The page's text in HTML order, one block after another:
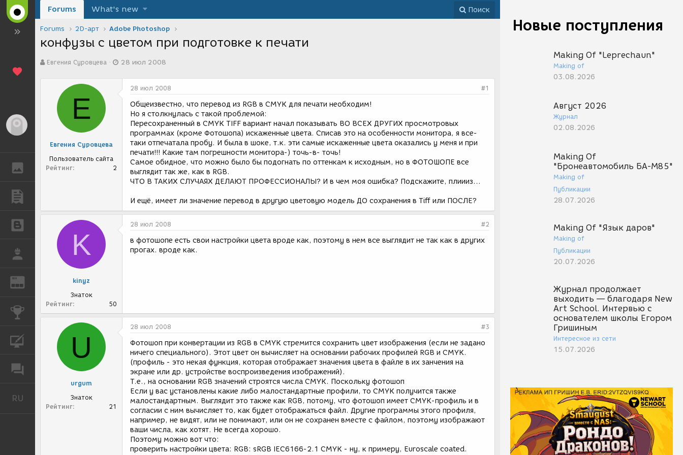
ГАЛЕРЕЯ
РАБОТА
REN
КУРСЫ
RU
Новые поступления
Making Of "Leprechaun"
Making of
03.08.2026
Август 2026
Журнал
02.08.2026
Making Of
"Бронеавтомобиль БА-М85"
Making of
Публикации
28.07.2026
Making Of "Язык даров"
Making of
Публикации
20.07.2026
Журнал продолжает
выходить — благодаря New
Art School. Интервью с
основателем школы Егором
Гришиным
Интересное из сети
15.07.2026
Forums What's new Поиск
Forums 2D-арт Adobe Photoshop
конфузы с цветом при подготовке к печати
в
Евгения Суровцева
а
28 июл 2008
Е
Евгения Суровцева
Пользователь сайта
Рейтинг
2
28 июл 2008 #1
Общеизвестно, что перевод из RGB в CMYK для печати необходим!
Но я столкнулась с такой проблемой:
Пересохраненный в CMYK TIFF вариант начал показывать ВО ВСЕХ ДРУГИХ просмотровых
программах (кроме Фотошопа) искаженные цвета. Списав это на особенности монитора, я все-
таки отпечатала пробу. И была в шоке, т.к. эти самые искаженные цвета оказались у меня и при
печати!!! Какие там погрешности монитора-) точь-в- точь!
Самое обидное, что можно было бы подогнать по оттенкам к исходным, но в ФОТОШОПЕ все
выглядит так же, как в RGB.
ЧТО В ТАКИХ СЛУЧАЯХ ДЕЛАЮТ ПРОФЕССИОНАЛЫ? И в чем моя ошибка? Подскажите, плиииз...
И ещё, имеет ли значение перевод в другую цветовую модель ДО сохранения в Тiff или ПОСЛЕ?
K
kinyz
Знаток
Рейтинг
50
28 июл 2008 #2
в фотошопе есть свои настройки цвета вроде как, поэтому в нем все выглядит не так как в других
прогах. вроде как.
U
urgum
Знаток
Рейтинг
21
28 июл 2008 #3
Фотошоп при конвертации из RGB в CMYK стремится сохранить цвет изображения (если не задано
ничего специального). Этот цвет он вычисляет на основании рабочих профилей RGB и CMYK.
(профиль - это некая функция, которая отображает значения цвета в файле в их занчения на
экране или др. устройстве воспроизведения изображений).
Т.е., на основании RGB значений строятся числа CMYK. Поскольку фотошоп
Если у вас установлены какие либо малостандартные профили, то CMYK получится также
малостандартным. Выглядит это также как RGB, потому, что фотошоп имеет CMYK-профиль и в
согласии с ним вычисляет то, как будет отображаться файл. Другие программы этого профиля,
например, не видят, или не понимают, или он не сохранен вместе с файлом, поэтому изображают
ваши числа, как хотят. Не всегда хорошо.
Поэтому можно вот что:
проверить настройки цвета: RGB: sRGB IEC6166-2.1 CMYK - ну, к примеру, Euroscale coated.